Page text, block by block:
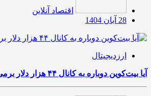
اقتصاد آنلاین
28 آبان 1404
ارزدیجیتال
آیا بیت‌کوین دوباره به کانال ۴۴ هزار دلار برمی‌گردد؟